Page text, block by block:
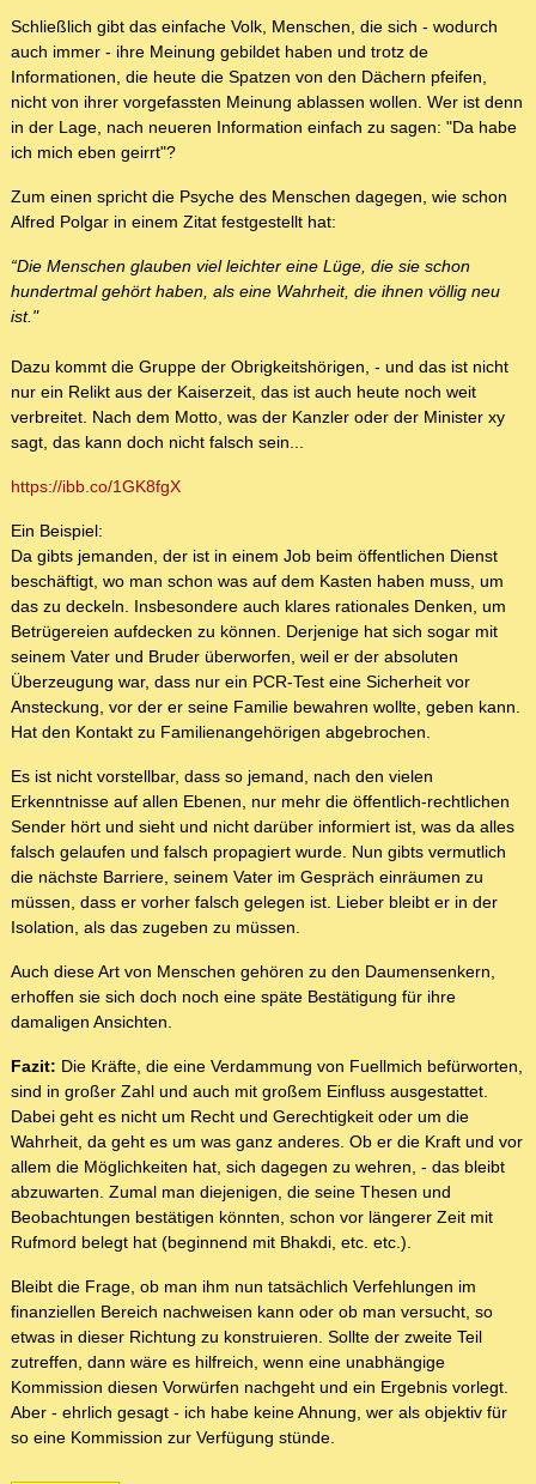
Schließlich gibt das einfache Volk, Menschen, die sich - wodurch
auch immer - ihre Meinung gebildet haben und trotz de
Informationen, die heute die Spatzen von den Dächern pfeifen,
nicht von ihrer vorgefassten Meinung ablassen wollen. Wer ist denn
in der Lage, nach neueren Information einfach zu sagen: "Da habe
ich mich eben geirrt"?
Zum einen spricht die Psyche des Menschen dagegen, wie schon
Alfred Polgar in einem Zitat festgestellt hat:
“Die Menschen glauben viel leichter eine Lüge, die sie schon
hundertmal gehört haben, als eine Wahrheit, die ihnen völlig neu
ist."
Dazu kommt die Gruppe der Obrigkeitshörigen, - und das ist nicht
nur ein Relikt aus der Kaiserzeit, das ist auch heute noch weit
verbreitet. Nach dem Motto, was der Kanzler oder der Minister xy
sagt, das kann doch nicht falsch sein...
https://ibb.co/1GK8fgX
Ein Beispiel:
Da gibts jemanden, der ist in einem Job beim öffentlichen Dienst
beschäftigt, wo man schon was auf dem Kasten haben muss, um
das zu deckeln. Insbesondere auch klares rationales Denken, um
Betrügereien aufdecken zu können. Derjenige hat sich sogar mit
seinem Vater und Bruder überworfen, weil er der absoluten
Überzeugung war, dass nur ein PCR-Test eine Sicherheit vor
Ansteckung, vor der er seine Familie bewahren wollte, geben kann.
Hat den Kontakt zu Familienangehörigen abgebrochen.
Es ist nicht vorstellbar, dass so jemand, nach den vielen
Erkenntnisse auf allen Ebenen, nur mehr die öffentlich-rechtlichen
Sender hört und sieht und nicht darüber informiert ist, was da alles
falsch gelaufen und falsch propagiert wurde. Nun gibts vermutlich
die nächste Barriere, seinem Vater im Gespräch einräumen zu
müssen, dass er vorher falsch gelegen ist. Lieber bleibt er in der
Isolation, als das zugeben zu müssen.
Auch diese Art von Menschen gehören zu den Daumensenkern,
erhoffen sie sich doch noch eine späte Bestätigung für ihre
damaligen Ansichten.
Fazit: Die Kräfte, die eine Verdammung von Fuellmich befürworten,
sind in großer Zahl und auch mit großem Einfluss ausgestattet.
Dabei geht es nicht um Recht und Gerechtigkeit oder um die
Wahrheit, da geht es um was ganz anderes. Ob er die Kraft und vor
allem die Möglichkeiten hat, sich dagegen zu wehren, - das bleibt
abzuwarten. Zumal man diejenigen, die seine Thesen und
Beobachtungen bestätigen könnten, schon vor längerer Zeit mit
Rufmord belegt hat (beginnend mit Bhakdi, etc. etc.).
Bleibt die Frage, ob man ihm nun tatsächlich Verfehlungen im
finanziellen Bereich nachweisen kann oder ob man versucht, so
etwas in dieser Richtung zu konstruieren. Sollte der zweite Teil
zutreffen, dann wäre es hilfreich, wenn eine unabhängige
Kommission diesen Vorwürfen nachgeht und ein Ergebnis vorlegt.
Aber - ehrlich gesagt - ich habe keine Ahnung, wer als objektiv für
so eine Kommission zur Verfügung stünde.